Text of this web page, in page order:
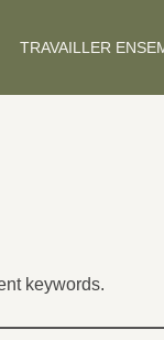
TRAVAILLER
keywords.